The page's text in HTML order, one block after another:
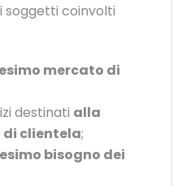
soggetti coinvolti
mercato di
destinati alla
clientela;
bisogno dei